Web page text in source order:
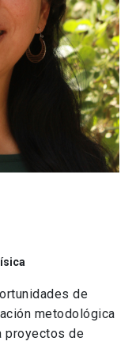
de
metodológica
proyectos de